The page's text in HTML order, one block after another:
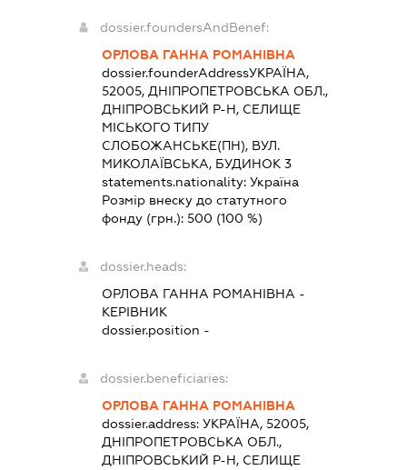
dossier.foundersAndBenef:
ОРЛОВА ГАННА РОМАНІВНА
dossier.founderAddressУКРАЇНА,
52005, ДНІПРОПЕТРОВСЬКА ОБЛ.,
ДНІПРОВСЬКИЙ Р-Н, СЕЛИЩЕ
МІСЬКОГО ТИПУ
СЛОБОЖАНСЬКЕ(ПН), ВУЛ.
МИКОЛАЇВСЬКА, БУДИНОК 3
statements.nationality:Україна
Розмір внеску до статутного
фонду (грн.):500 (100 %)
dossier.heads:
ОРЛОВА ГАННА РОМАНІВНА -
КЕРІВНИК
dossier.position -
dossier.beneficiaries:
ОРЛОВА ГАННА РОМАНІВНА
dossier.address:УКРАЇНА, 52005,
ДНІПРОПЕТРОВСЬКА ОБЛ.,
ДНІПРОВСЬКИЙ Р-Н, СЕЛИЩЕ